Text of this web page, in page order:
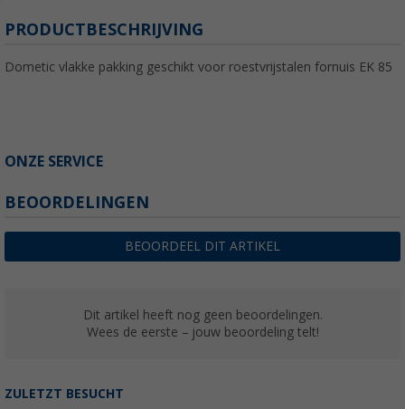
PRODUCTBESCHRIJVING
Dometic vlakke pakking geschikt voor roestvrijstalen fornuis EK 85
ONZE SERVICE
BEOORDELINGEN
BEOORDEEL DIT ARTIKEL
Dit artikel heeft nog geen beoordelingen.
Wees de eerste – jouw beoordeling telt!
ZULETZT BESUCHT